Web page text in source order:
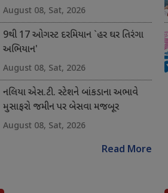
August 08, Sat, 2026
9થી 17 ઓગસ્ટ દરમિયાન `હર ઘર તિરંગા
અભિયાન'
August 08, Sat, 2026
નલિયા એસ.ટી. સ્ટેશને બાંકડાના અભાવે
મુસાફરો જમીન પર બેસવા મજબૂર
August 08, Sat, 2026
Read More